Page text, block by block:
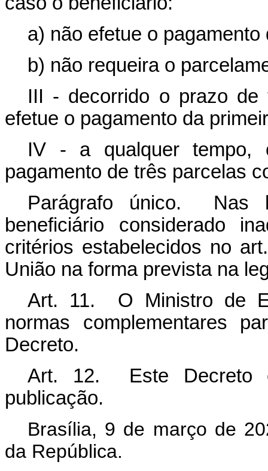
a) não efetue o
b) não requeira o
III - decorrido o prazo de
efetue o pagamento da
IV - a qualquer tempo,
pagamento de três parcelas
Parágrafo único. Nas
beneficiário considerado
critérios estabelecidos no
União na forma prevista na
Art. 11. O Ministro de
normas complementares
Decreto.
Art. 12. Este Decreto
publicação.
Brasília, 9 de março de
da República.